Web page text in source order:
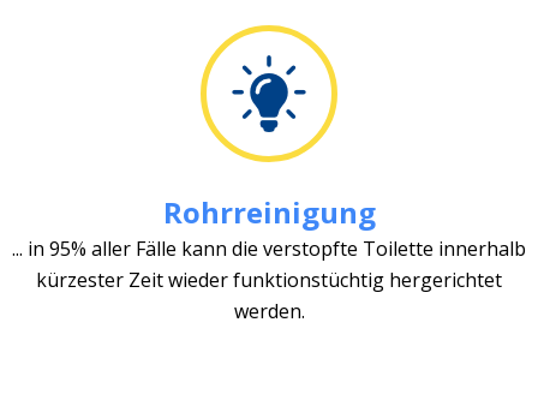
Rohrreinigung
... in 95% aller Fälle kann die verstopfte Toilette innerhalb
kürzester Zeit wieder funktionstüchtig hergerichtet
werden.